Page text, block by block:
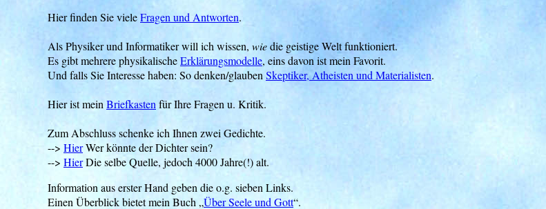
Hier finden Sie vieleFragen und Antworten.
Als Physiker und Informatiker will ich wissen, wiedie geistige Welt funktioniert.
Es gibt mehrere physikalischeErklärungsmodelle, eins davon ist mein Favorit.
Und falls Sie Interesse haben: So denken/glaubenSkeptiker, Atheisten und Materialisten.
Hier ist meinBriefkastenfür Ihre Fragen u. Kritik.
Zum Abschluss schenke ich Ihnen zwei Gedichte.
--> HierWer könnte der Dichter sein?
--> HierDie selbe Quelle, jedoch 4000 Jahre(!) alt.
Information aus erster Hand geben die o.g. sieben Links.
Einen Überblick bietet mein Buch „Über Seele und Gott“.